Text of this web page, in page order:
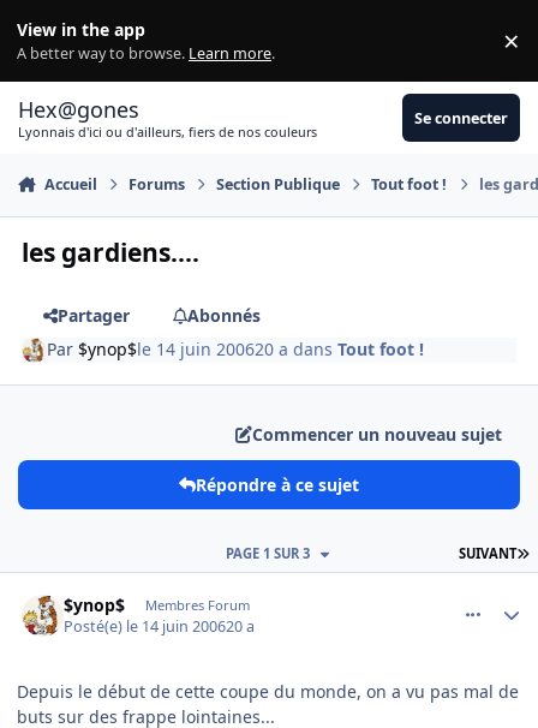
View in the app
A better way to browse. Learn more. ×
Hex@gones
Lyonnais d'ici ou d'ailleurs, fiers de nos couleurs
Se connecter
Accueil Forums Section Publique Tout foot ! les
les gardiens....
Partager
Abonnés
Par $ynop$le 14 juin 200620 a dansTout foot !
Commencer un nouveau sujet
Répondre à ce sujet
SUIVANT
PAGE 1 SUR 3
$ynop$ Membres Forum
Posté(e) le 14 juin 200620 a
Depuis le début de cette coupe du monde, on a vu pas mal de
buts sur des frappe lointaines...